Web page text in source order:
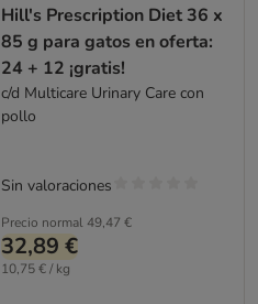
Hill's Prescription Diet 36 x
85 g para gatos en oferta:
24 + 12 ¡gratis!
c/d Multicare Urinary Care con
pollo
Precio normal 49,47 €
32,89 €
10,75 € / kg
Sin valoraciones